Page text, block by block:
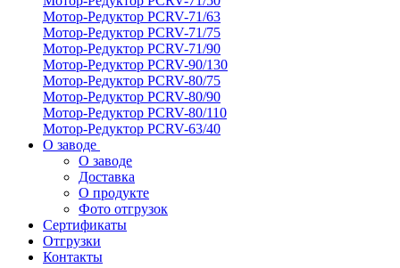
Мотор-Редуктор PCRV-71/63
Мотор-Редуктор PCRV-71/75
Мотор-Редуктор PCRV-71/90
Мотор-Редуктор PCRV-90/130
Мотор-Редуктор PCRV-80/75
Мотор-Редуктор PCRV-80/90
Мотор-Редуктор PCRV-80/110
Мотор-Редуктор PCRV-63/40
О заводе
О заводе
Доставка
О продукте
Фото отгрузок
Сертификаты
Отгрузки
Контакты